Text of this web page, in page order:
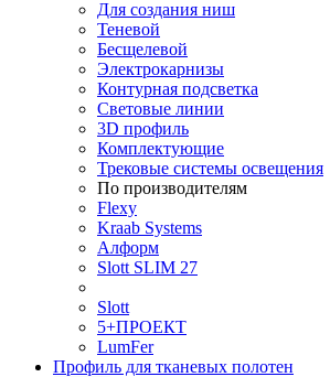
Для создания ниш
Теневой
Бесщелевой
Электрокарнизы
Контурная подсветка
Световые линии
3D профиль
Комплектующие
Трековые системы освещения
По производителям
Flexy
Kraab Systems
Алформ
Slott SLIM 27
Slott
5+ПРОЕКТ
LumFer
Профиль для тканевых полотен